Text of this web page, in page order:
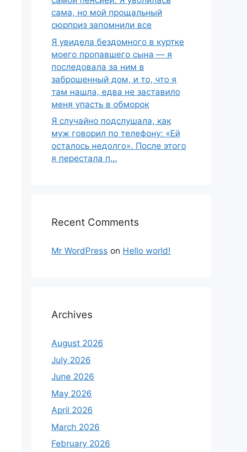
сама, но мой прощальный
сюрприз запомнили все
Я увидела бездомного в куртке
моего пропавшего сына — я
последовала за ним в
заброшенный дом, и то, что я
там нашла, едва не заставило
меня упасть в обморок
Я случайно подслушала, как
муж говорил по телефону: «Ей
осталось недолго». После этого
я перестала п…
Recent Comments
Mr WordPress on Hello world!
Archives
August 2026
July 2026
June 2026
May 2026
April 2026
March 2026
February 2026